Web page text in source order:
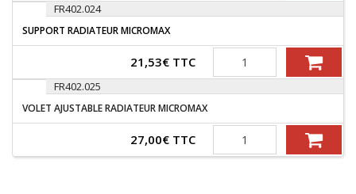
FR402.024
SUPPORT RADIATEUR MICROMAX
21,53€ TTC Quantité
FR402.025
VOLET AJUSTABLE RADIATEUR MICROMAX
27,00€ TTC Quantité